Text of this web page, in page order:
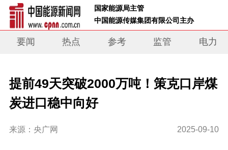
国家能源局主管
中国能源传媒集团有限公司主办
要闻 热点 参考 监管 电力
提前49天突破2000万吨！策克口岸煤
炭进口稳中向好
来源：央广网 2025-09-10